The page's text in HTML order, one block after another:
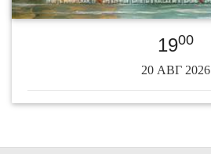
1900
20 АВГ 2026